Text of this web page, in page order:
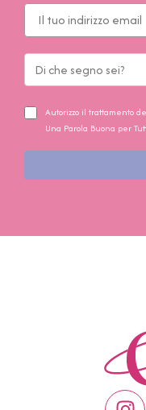
Autorizzo il trattamento
Una Parola Buona per